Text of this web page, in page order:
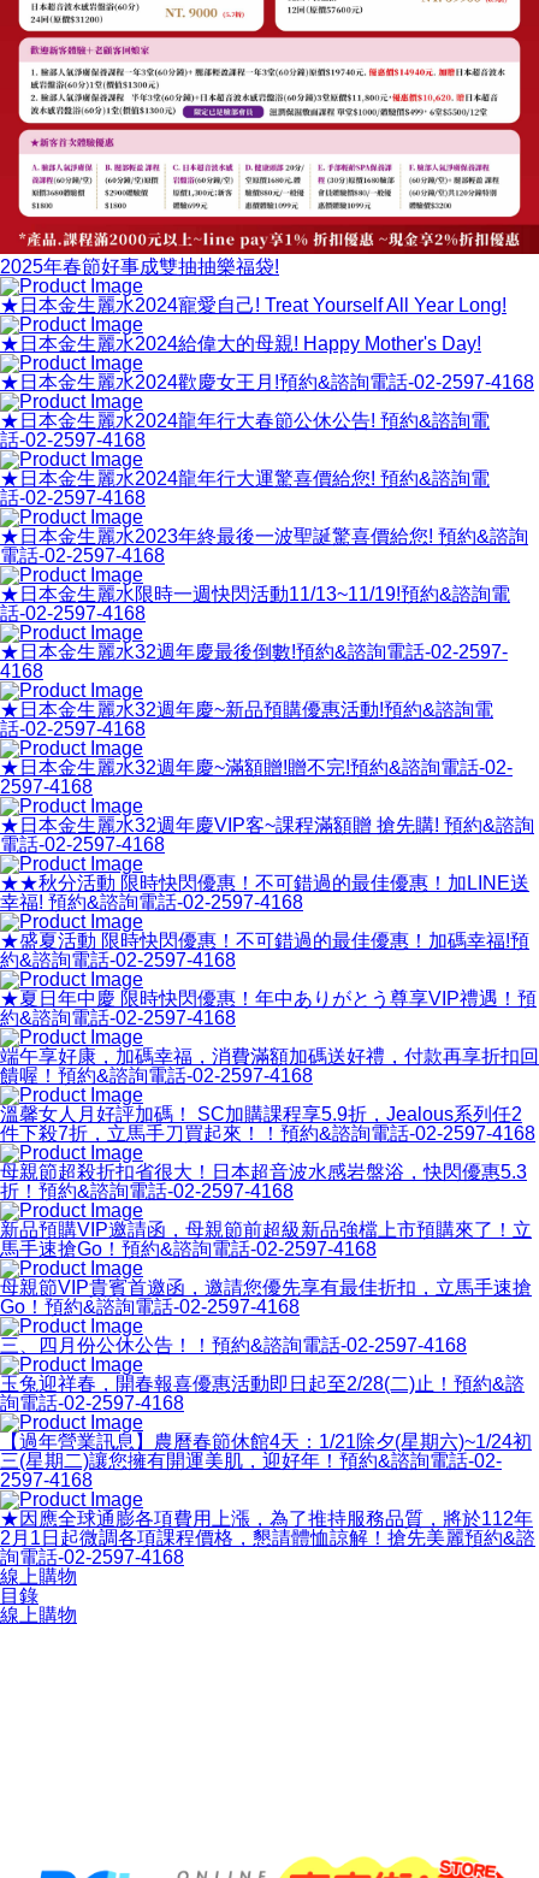
2025年春節好事成雙抽抽樂福袋!
★日本金生麗水2024寵愛自己! Treat Yourself All Year Long!
★日本金生麗水2024給偉大的母親! Happy Mother's Day!
★日本金生麗水2024歡慶女王月!預約&諮詢電話-02-2597-4168
★日本金生麗水2024龍年行大春節公休公告! 預約&諮詢電
話-02-2597-4168
★日本金生麗水2024龍年行大運驚喜價給您! 預約&諮詢電
話-02-2597-4168
★日本金生麗水2023年終最後一波聖誕驚喜價給您! 預約&諮詢
電話-02-2597-4168
★日本金生麗水限時一週快閃活動11/13~11/19!預約&諮詢電
話-02-2597-4168
★日本金生麗水32週年慶最後倒數!預約&諮詢電話-02-2597-
4168
★日本金生麗水32週年慶~新品預購優惠活動!預約&諮詢電
話-02-2597-4168
★日本金生麗水32週年慶~滿額贈!贈不完!預約&諮詢電話-02-
2597-4168
★日本金生麗水32週年慶VIP客~課程滿額贈 搶先購! 預約&諮詢
電話-02-2597-4168
★★秋分活動 限時快閃優惠！不可錯過的最佳優惠！加LINE送
幸福! 預約&諮詢電話-02-2597-4168
★盛夏活動 限時快閃優惠！不可錯過的最佳優惠！加碼幸福!預
約&諮詢電話-02-2597-4168
★夏日年中慶 限時快閃優惠！年中ありがとう尊享VIP禮遇！預
約&諮詢電話-02-2597-4168
端午享好康，加碼幸福，消費滿額加碼送好禮，付款再享折扣回
饋喔！預約&諮詢電話-02-2597-4168
溫馨女人月好評加碼！ SC加購課程享5.9折，Jealous系列任2
件下殺7折，立馬手刀買起來！！預約&諮詢電話-02-2597-4168
母親節超殺折扣省很大！日本超音波水感岩盤浴，快閃優惠5.3
折！預約&諮詢電話-02-2597-4168
新品預購VIP邀請函，母親節前超級新品強檔上市預購來了！立
馬手速搶Go！預約&諮詢電話-02-2597-4168
母親節VIP貴賓首邀函，邀請您優先享有最佳折扣，立馬手速搶
Go！預約&諮詢電話-02-2597-4168
三、四月份公休公告！！預約&諮詢電話-02-2597-4168
玉兔迎祥春，開春報喜優惠活動即日起至2/28(二)止！預約&諮
詢電話-02-2597-4168
【過年營業訊息】農曆春節休館4天：1/21除夕(星期六)~1/24初
三(星期二)讓您擁有開運美肌，迎好年！預約&諮詢電話-02-
2597-4168
★因應全球通膨各項費用上漲，為了推持服務品質，將於112年
2月1日起微調各項課程價格，懇請體恤諒解！搶先美麗預約&諮
詢電話-02-2597-4168
線上購物
目錄
線上購物